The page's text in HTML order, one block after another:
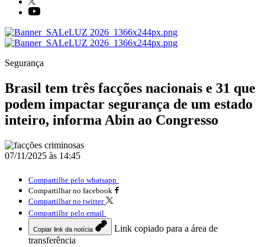
Segurança
Brasil tem três facções nacionais e 31 que
podem impactar segurança de um estado
inteiro, informa Abin ao Congresso
07/11/2025 às 14:45
Compartilhe pelo whatsapp
Compartilhar no facebook
Compartilhar no twitter
Compartilhe pelo email
Copiar link da notícia
Link copiado para a área de
transferência